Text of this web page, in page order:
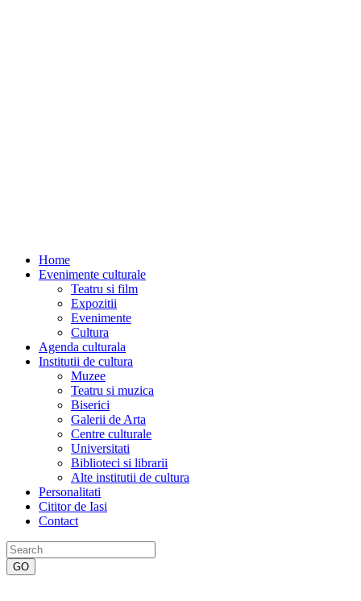
Home
Evenimente culturale
Teatru si film
Expozitii
Evenimente
Cultura
Agenda culturala
Institutii de cultura
Muzee
Teatru si muzica
Biserici
Galerii de Arta
Centre culturale
Universitati
Biblioteci si librarii
Alte institutii de cultura
Personalitati
Cititor de Iasi
Contact